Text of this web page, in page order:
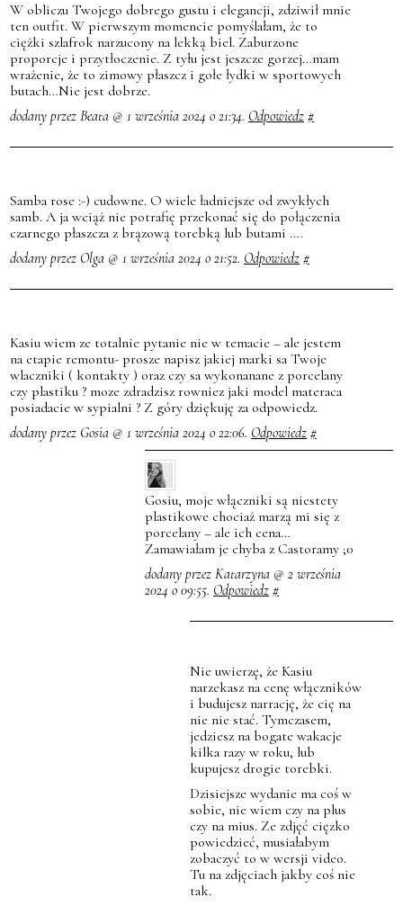
W obliczu Twojego dobrego gustu i elegancji, zdziwił mnie
ten outfit. W pierwszym momencie pomyślałam, że to
ciężki szlafrok narzucony na lekką biel. Zaburzone
proporcje i przytłoczenie. Z tyłu jest jeszcze gorzej…mam
wrażenie, że to zimowy płaszcz i gołe łydki w sportowych
butach…Nie jest dobrze.
dodany przez Beata @ 1 września 2024 o 21:34. Odpowiedz #
Samba rose :-) cudowne. O wiele ładniejsze od zwykłych
samb. A ja wciąż nie potrafię przekonać się do połączenia
czarnego płaszcza z brązową torebką lub butami ….
dodany przez Olga @ 1 września 2024 o 21:52. Odpowiedz #
Kasiu wiem ze totalnie pytanie nie w temacie – ale jestem
na etapie remontu- prosze napisz jakiej marki sa Twoje
wlaczniki ( kontakty ) oraz czy sa wykonanane z porcelany
czy plastiku ? moze zdradzisz rowniez jaki model materaca
posiadacie w sypialni ? Z góry dziękuję za odpowiedz.
dodany przez Gosia @ 1 września 2024 o 22:06. Odpowiedz #
Gosiu, moje włączniki są niestety
plastikowe chociaż marzą mi się z
porcelany – ale ich cena…
Zamawiałam je chyba z Castoramy ;0
dodany przez Katarzyna @ 2 września
2024 o 09:55. Odpowiedz #
Nie uwierzę, że Kasiu
narzekasz na cenę włączników
i budujesz narrację, że cię na
nie nie stać. Tymczasem,
jedziesz na bogate wakacje
kilka razy w roku, lub
kupujesz drogie torebki.
Dzisiejsze wydanie ma coś w
sobie, nie wiem czy na plus
czy na mius. Ze zdjęć cięzko
powiedzieć, musiałabym
zobaczyć to w wersji video.
Tu na zdjęciach jakby coś nie
tak.